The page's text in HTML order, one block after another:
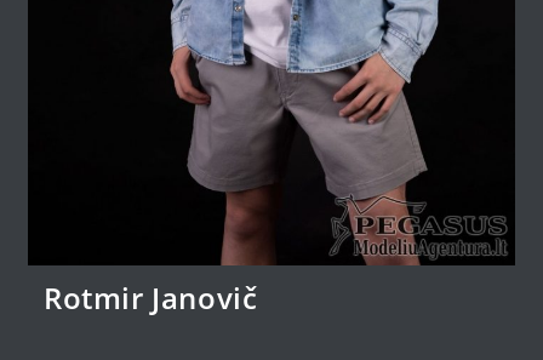
Rotmir Janovič